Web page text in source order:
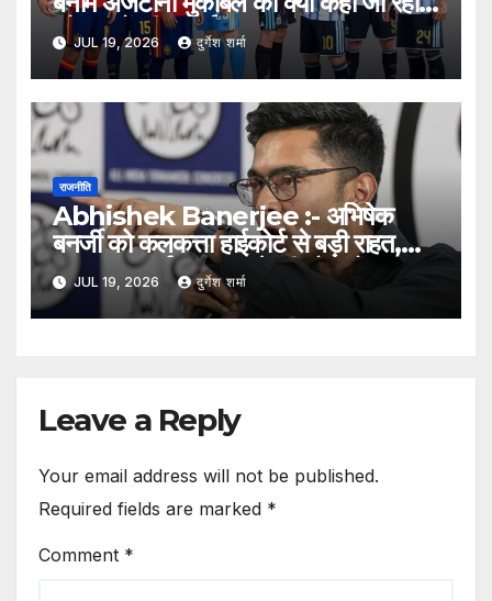
‘दो भाइयों की लड़ाई’?
JUL 19, 2026 दुर्गेश शर्मा
राजनीति
Abhishek Banerjee :- अभिषेक
बनर्जी को कलकत्ता हाईकोर्ट से बड़ी राहत,
आमतला कार्यालय पर आगे की तोड़फोड़ पर
लगाई रोक
JUL 19, 2026 दुर्गेश शर्मा
Leave a Reply
Your email address will not be published.
Required fields are marked *
Comment *